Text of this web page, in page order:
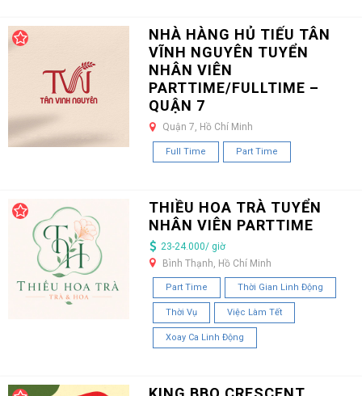
NHÀ HÀNG HỦ TIẾU TÂN
VĨNH NGUYÊN TUYỂN
NHÂN VIÊN
PARTTIME/FULLTIME –
QUẬN 7
Quận 7, Hồ Chí Minh
Full Time Part Time
THIỀU HOA TRÀ TUYỂN
NHÂN VIÊN PARTTIME
23-24.000/ giờ
Bình Thạnh, Hồ Chí Minh
Part Time Thời Gian Linh Động
Thời Vụ Việc Làm Tết
Xoay Ca Linh Động